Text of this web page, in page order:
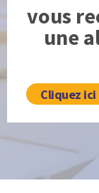
vous
une
Cliquez